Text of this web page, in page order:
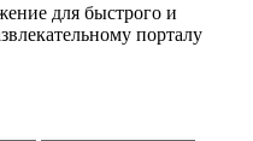
для быстрого и
порталу